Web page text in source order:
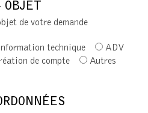
OBJET
de votre demande
technique
ADV
de compte Autres